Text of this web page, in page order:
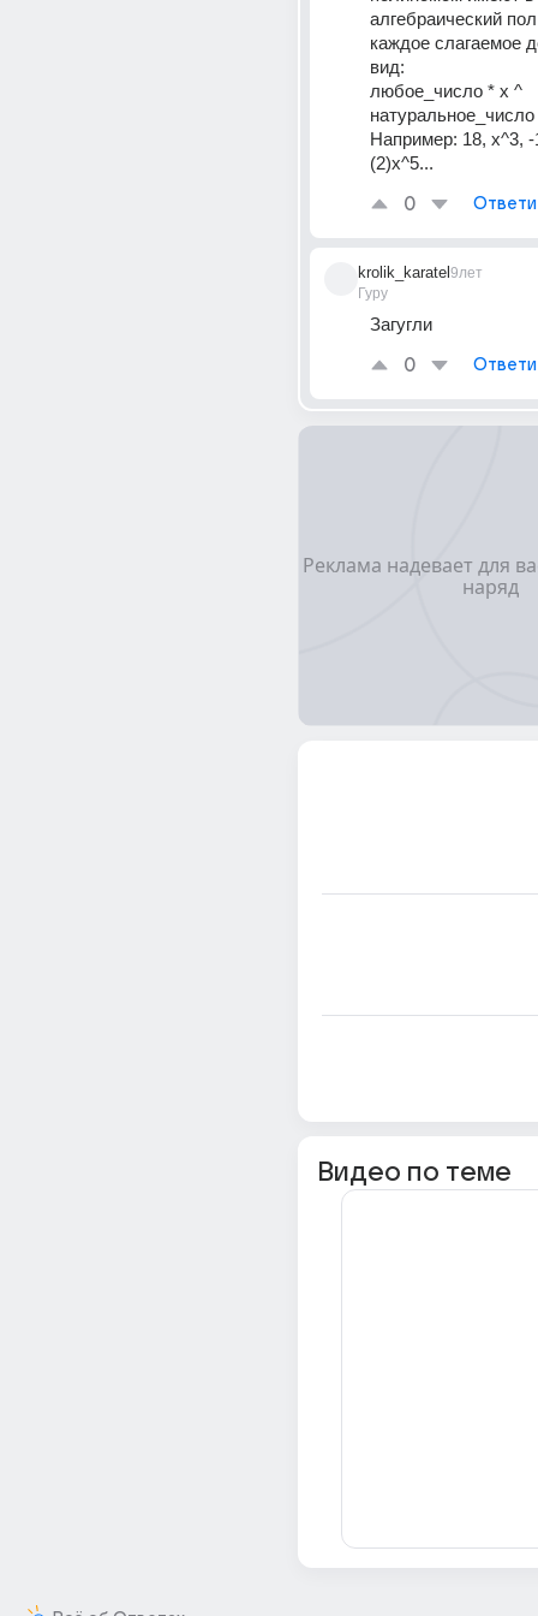
алгебраический
каждое слагаемое
вид:
любое_число * х ^
натуральное_число
Например: 18, x^3, -
(2)х^5...
0
krolik_karatel
Гуру
9лет
Загугли
0
Видео по теме